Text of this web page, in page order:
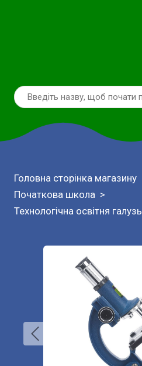
Головна сторінка магазину
Початкова школа
Технологічна освітня галузь